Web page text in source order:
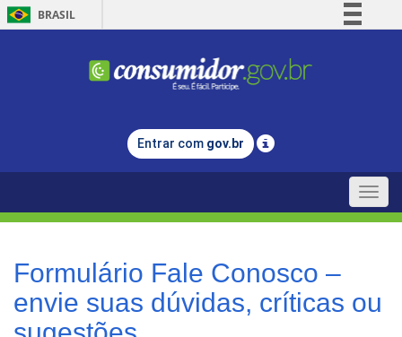
BRASIL
Comunica BR
Legislação
Entrar com gov.br
Toggle
Formulário Fale Conosco –
envie suas dúvidas, críticas ou